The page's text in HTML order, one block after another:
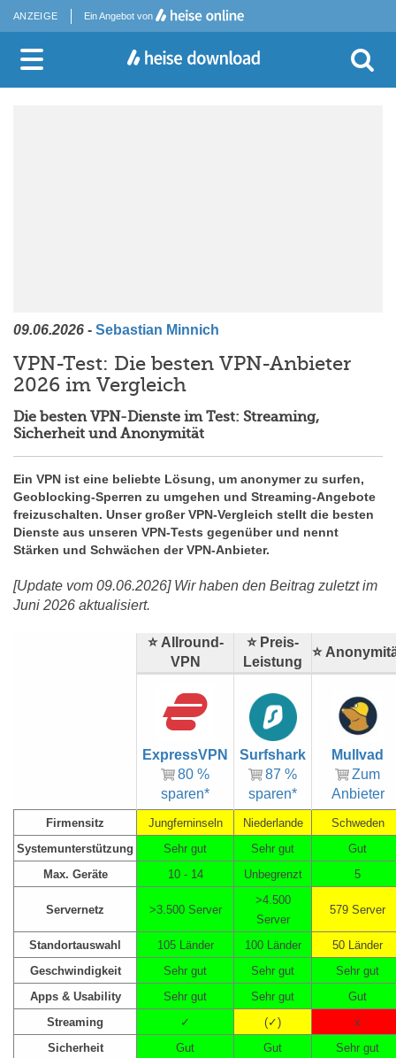
ANZEIGE Ein Angebot von
09.06.2026 - Sebastian Minnich
VPN-Test: Die besten VPN-Anbieter
2026 im Vergleich
Die besten VPN-Dienste im Test: Streaming,
Sicherheit und Anonymität
Ein VPN ist eine beliebte Lösung, um anonymer zu surfen,
Geoblocking-Sperren zu umgehen und Streaming-Angebote
freizuschalten. Unser großer VPN-Vergleich stellt die besten
Dienste aus unseren VPN-Tests gegenüber und nennt
Stärken und Schwächen der VPN-Anbieter.
[Update vom 09.06.2026] Wir haben den Beitrag zuletzt im
Juni 2026 aktualisiert.
⭐ Allround-
VPN
⭐ Preis-
Leistung
⭐
ExpressVPN
80 %
sparen*
Surfshark
87 %
sparen*
Mullvad
Zum
Anbieter
Firmensitz Jungferninseln Niederlande
Schweden
Systemunterstützung
Sehr gut Sehr gut
Gut
Max. Geräte
10 - 14 Unbegrenzt 5
Servernetz >3.500 Server
>4.500
Server
579 Server
Standortauswahl 105 Länder 100 Länder
50 Länder
Geschwindigkeit
Sehr gut Sehr gut
Sehr gut
Apps & Usability
Sehr gut Sehr gut
Gut
Streaming
✓ (✓)
x
Sicherheit
Gut Gut
Sehr gut